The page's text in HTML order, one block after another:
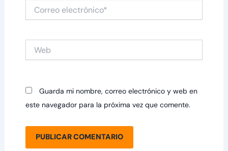
electrónico*
Guarda mi nombre, correo electrónico y web en
este navegador para la próxima vez que comente.